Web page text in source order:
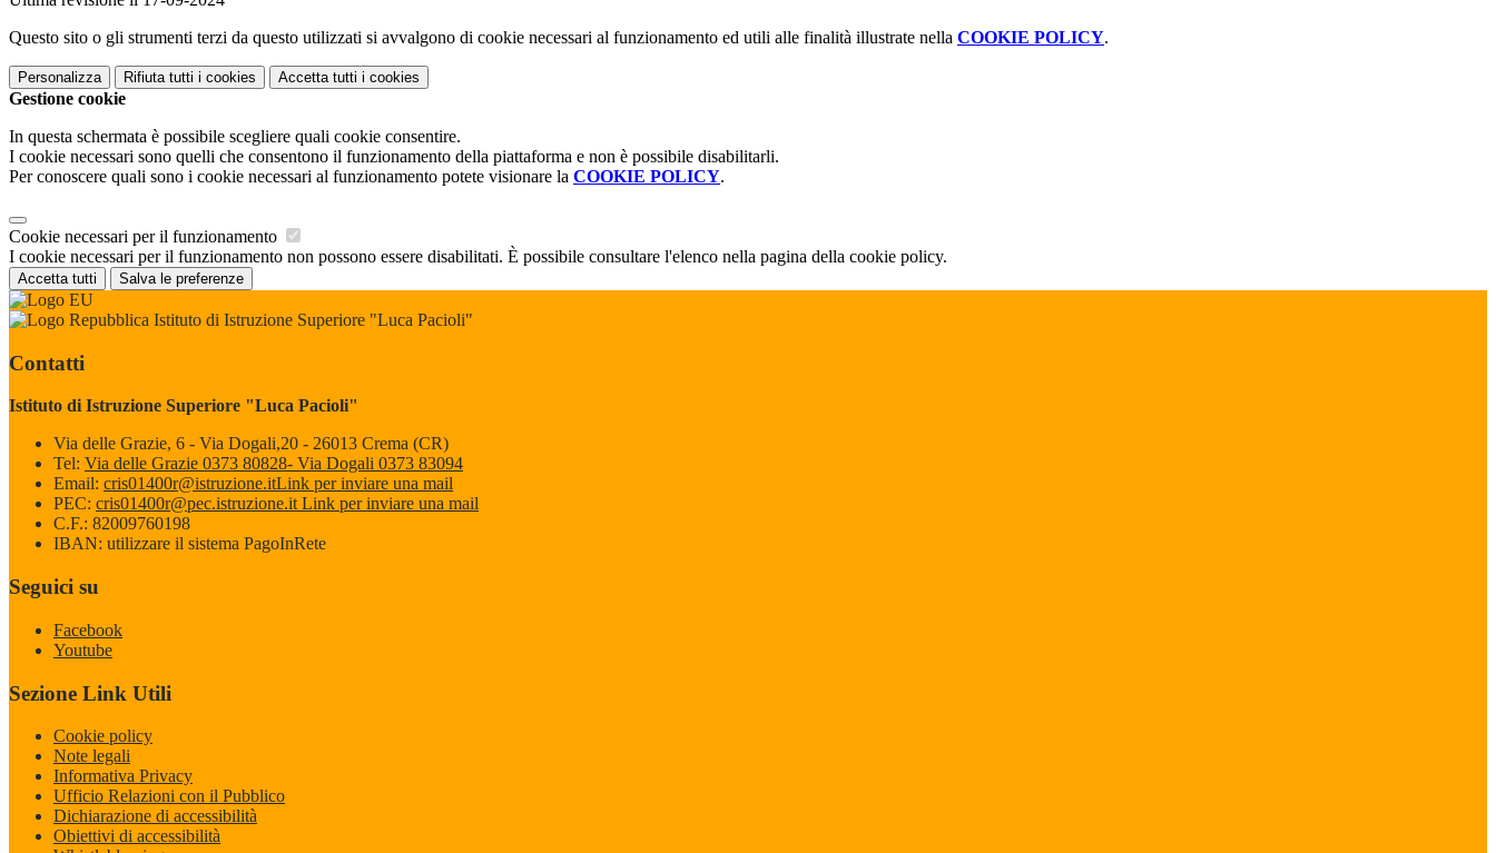
Questo sito o gli strumenti terzi da questo utilizzati si avvalgono di cookie necessari al funzionamento ed utili alle finalità illustrate nella COOKIE POLICY.
Personalizza Rifiuta tutti i cookies Accetta tutti i cookies
Gestione cookie
In questa schermata è possibile scegliere quali cookie consentire.
I cookie necessari sono quelli che consentono il funzionamento della piattaforma e non è possibile disabilitarli.
Per conoscere quali sono i cookie necessari al funzionamento potete visionare la COOKIE POLICY.
Cookie necessari per il funzionamento
I cookie necessari per il funzionamento non possono essere disabilitati. È possibile consultare l'elenco nella pagina della cookie policy.
Accetta tutti Salva le preferenze
Istituto di Istruzione Superiore "Luca Pacioli"
Contatti
Istituto di Istruzione Superiore "Luca Pacioli"
Via delle Grazie, 6 - Via Dogali,20 - 26013 Crema (CR)
Tel: Via delle Grazie 0373 80828- Via Dogali 0373 83094
Email: cris01400r@istruzione.itLink per inviare una mail
PEC: cris01400r@pec.istruzione.it Link per inviare una mail
C.F.: 82009760198
IBAN: utilizzare il sistema PagoInRete
Seguici su
Facebook
Youtube
Sezione Link Utili
Cookie policy
Note legali
Informativa Privacy
Ufficio Relazioni con il Pubblico
Dichiarazione di accessibilità
Obiettivi di accessibilità